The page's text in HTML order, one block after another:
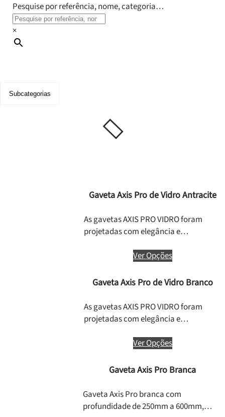
Pesquise por referência, nome, categoria…
×
Subcategorias
Gaveta Axis Pro de Vidro Antracite
As gavetas AXIS PRO VIDRO foram
projetadas com elegância e…
Ver Opções
Gaveta Axis Pro de Vidro Branco
As gavetas AXIS PRO VIDRO foram
projetadas com elegância e…
Ver Opções
Gaveta Axis Pro Branca
Gaveta Axis Pro branca com
profundidade de 250mm a 600mm,…